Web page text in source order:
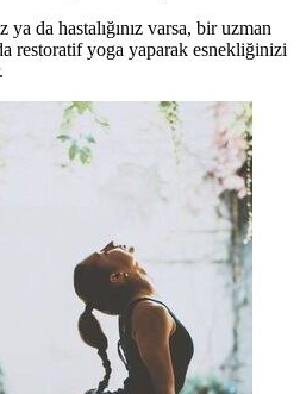
ya da hastalığınız varsa, bir uzman
restoratif yoga yaparak esnekliğinizi